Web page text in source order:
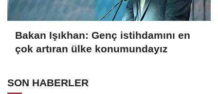
Bakan Işıkhan: Genç istihdamını en
çok artıran ülke konumundayız
SON HABERLER